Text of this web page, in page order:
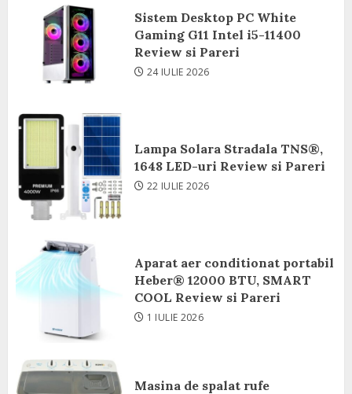
Sistem Desktop PC White
Gaming G11 Intel i5-11400
Review si Pareri
24 IULIE 2026
Lampa Solara Stradala TNS®,
1648 LED-uri Review si Pareri
22 IULIE 2026
Aparat aer conditionat portabil
Heber® 12000 BTU, SMART
COOL Review si Pareri
1 IULIE 2026
Masina de spalat rufe